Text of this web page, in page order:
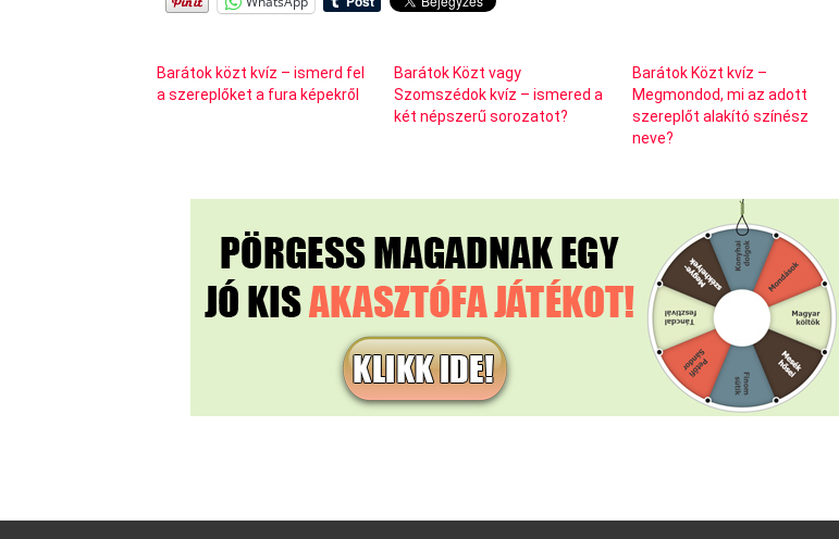
Barátok közt kvíz – ismerd fel
a szereplőket a fura képekről
Barátok Közt vagy
Szomszédok kvíz – ismered a
két népszerű sorozatot?
Barátok Közt kvíz –
Megmondod, mi az adott
szereplőt alakító színész
neve?